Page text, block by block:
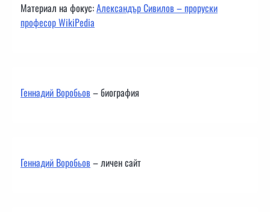
Материал на фокус:Александър Сивилов – проруски
професор WikiPedia
Геннадий Воробьов– биография
Геннадий Воробьов– личен сайт